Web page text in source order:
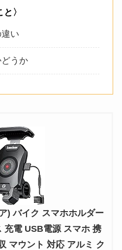
〉
い
うか
) バイク スマホホルダー
充電 USB電源 スマホ 携
マウント 対応 アルミ ク